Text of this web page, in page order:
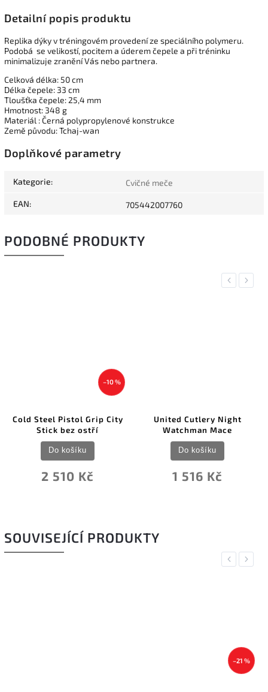
Detailní popis produktu
Replika dýky v tréningovém provedení ze speciálního polymeru.
Podobá se velikostí, pocitem a úderem čepele a při tréninku
minimalizuje zranění Vás nebo partnera.
Celková délka: 50 cm
Délka čepele: 33 cm
Tloušťka čepele: 25,4 mm
Hmotnost: 348 g
Materiál : Černá polypropylenové konstrukce
Země původu: Tchaj-wan
Doplňkové parametry
Kategorie: Cvičné meče
EAN: 705442007760
PODOBNÉ PRODUKTY
Previous
Steel Pistol Grip City
Stick bez ostří
2 510 Kč
Do košíku
United Cutlery Night
Watchman Mace
1 516 Kč
Do košíku
Next
SOUVISEJÍCÍ PRODUKTY
Previous
–21 %
Next